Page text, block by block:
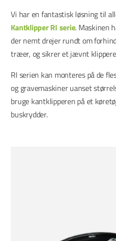
Vi har en fantastisk løsning til
Kantklipper RI serie. Maskinen
der nemt drejer rundt om
træer, og sikrer et jævnt
RI serien kan monteres på de
og gravemaskiner uanset
bruge kantklipperen på et
buskrydder.